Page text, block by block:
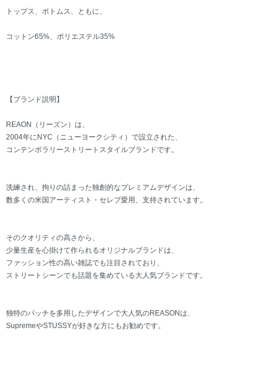
トップス、ボトムス、ともに、
コットン65%、ポリエステル35%
【ブランド説明】
REAON（リーズン）は、
2004年にNYC（ニューヨークシティ）で設立された、
コンテンポラリーストリートスタイルブランドです。
洗練され、拘りの詰まった独創的なプレミアムデザインは、
数多くの米国アーティスト・セレブ愛用、支持されています。
そのクオリティの高さから、
少量生産を心掛けて作られるオリジナルブランドは、
ファッション性の高い雑誌でも注目されており、
ストリートシーンでも話題を集めている大人気ブランドです。
独特のパッチを多用したデザインで大人気のREASONは、
SupremeやSTUSSYが好きな方にもお勧めです。